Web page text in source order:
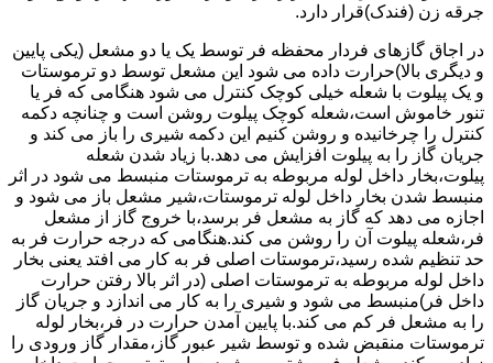
جرقه زن (فندک)قرار دارد.
در اجاق گازهای فردار محفظه فر توسط یک یا دو مشعل (یکی پایین
و دیگری بالا)حرارت داده می شود این مشعل توسط دو ترموستات
و یک پیلوت با شعله خیلی کوچک کنترل می شود هنگامی که فر یا
تنور خاموش است،شعله کوچک پیلوت روشن است و چنانچه دکمه
کنترل را چرخانیده و روشن کنیم این دکمه شیری را باز می کند و
جریان گاز را به پیلوت افزایش می دهد.با زیاد شدن شعله
پیلوت،بخار داخل لوله مربوطه به ترموستات منبسط می شود در اثر
منبسط شدن بخار داخل لوله ترموستات،شیر مشعل باز می شود و
اجازه می دهد که گاز به مشعل فر برسد،با خروج گاز از مشعل
فر،شعله پیلوت آن را روشن می کند.هنگامی که درجه حرارت فر به
حد تنظیم شده رسید،ترموستات اصلی فر به کار می افتد یعنی بخار
داخل لوله مربوطه به ترموستات اصلی (در اثر بالا رفتن حرارت
داخل فر)منبسط می شود و شیری را به کار می اندازد و جریان گاز
را به مشعل فر کم می کند.با پایین آمدن حرارت در فر،بخار لوله
ترموستات منقبض شده و توسط شیر عبور گاز،مقدار گاز ورودی را